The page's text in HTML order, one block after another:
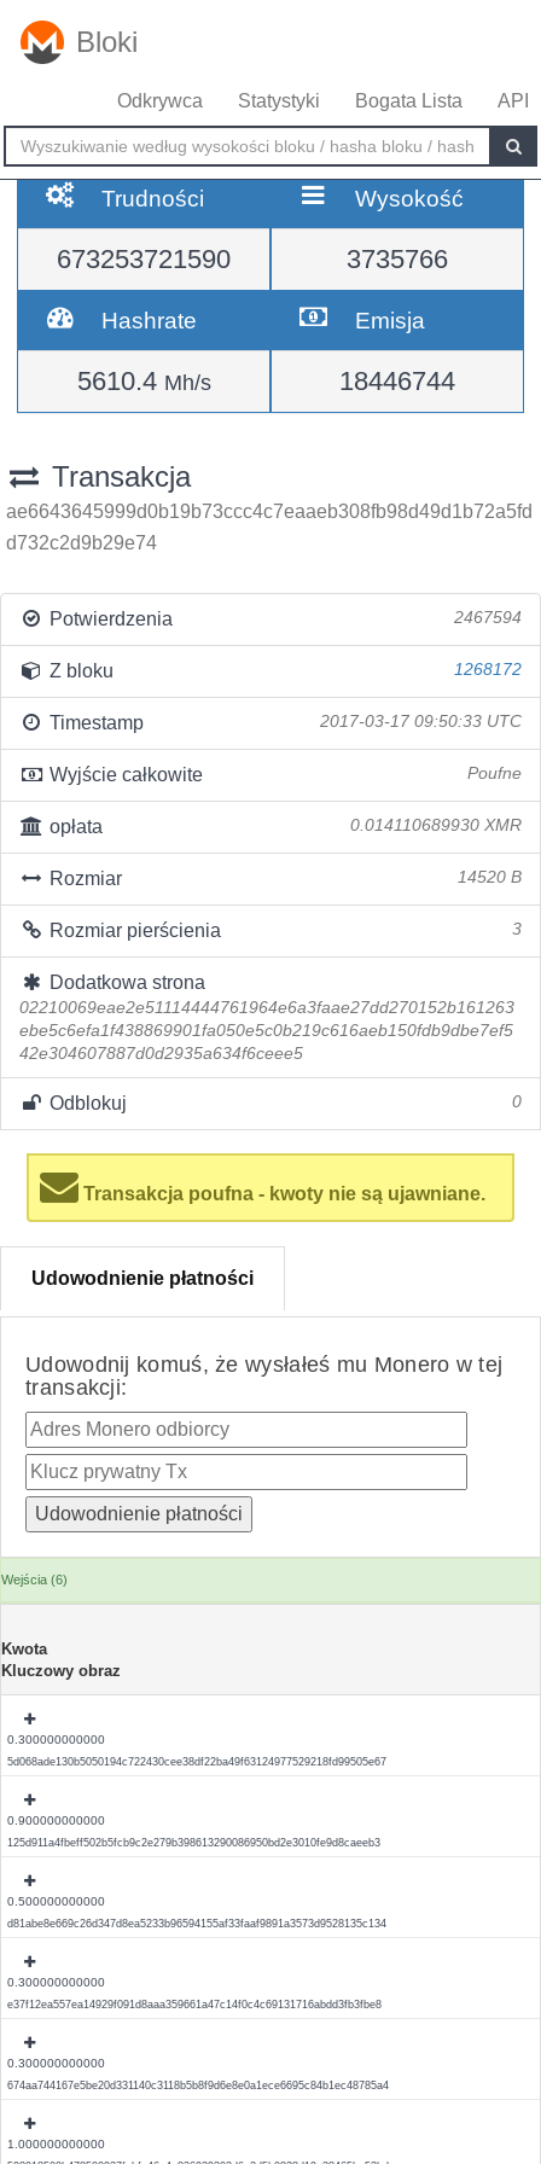
Bloki
Odkrywca Statystyki Bogata Lista API
Trudności
673253721590
Wysokość
3735766
Hashrate
5610.4 Mh/s
Emisja
18446744
Transakcja
ae6643645999d0b19b73ccc4c7eaaeb308fb98d49d1b72a5fd
d732c2d9b29e74
Potwierdzenia 2467594
Z bloku 1268172
Timestamp 2017-03-17 09:50:33 UTC
Wyjście całkowite Poufne
opłata 0.014110689930 XMR
Rozmiar 14520 B
Rozmiar pierścienia 3
Dodatkowa strona
02210069eae2e51114444761964e6a3faae27dd270152b161263
ebe5c6efa1f438869901fa050e5c0b219c616aeb150fdb9dbe7ef5
42e304607887d0d2935a634f6ceee5
Odblokuj 0
Transakcja poufna - kwoty nie są ujawniane.
Udowodnienie płatności
Udowodnij komuś, że wysłałeś mu Monero w tej
transakcji:
Wejścia (6)
Kwota
Kluczowy obraz
0.300000000000
5d068ade130b5050194c722430cee38df22ba49f63124977529218fd99505e67
0.900000000000
125d911a4fbeff502b5fcb9c2e279b398613290086950bd2e3010fe9d8caeeb3
0.500000000000
d81abe8e669c26d347d8ea5233b96594155af33faaf9891a3573d9528135c134
0.300000000000
e37f12ea557ea14929f091d8aaa359661a47c14f0c4c69131716abdd3fb3fbe8
0.300000000000
674aa744167e5be20d331140c3118b5b8f9d6e8e0a1ece6695c84b1ec48785a4
1.000000000000